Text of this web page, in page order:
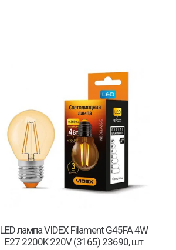
LED лампа VIDEX Filament G45FA 4W
E27 2200K 220V (3165) 23690, шт